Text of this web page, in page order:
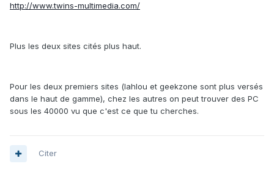
http://www.twins-multimedia.com/
Plus les deux sites cités plus haut.
Pour les deux premiers sites (lahlou et geekzone sont plus versés
dans le haut de gamme), chez les autres on peut trouver des PC
sous les 40000 vu que c'est ce que tu cherches.
Citer